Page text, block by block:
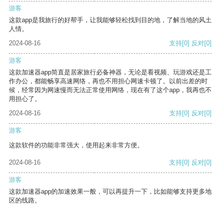
游客
这款app是我旅行的好帮手，让我能够轻松找到目的地，了解当地的风土
人情。
2024-08-16
支持[0] 反对[0]
游客
这款加速器app简直是居家旅行必备神器，无论是看视频、玩游戏还是工
作办公，都能畅享高速网络，再也不用担心网速卡顿了。以前出差的时
候，经常因为网速慢而无法正常使用网络，现在有了这个app，我再也不
用担心了。
2024-08-16
支持[0] 反对[0]
游客
这款软件的功能非常强大，使用起来非常方便。
2024-08-16 支持[0] 反对[0]
游客
这款加速器app的加速效果一般，可以再提升一下，比如能够支持更多地
区的线路。